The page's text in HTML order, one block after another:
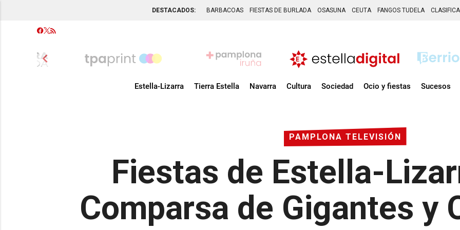
DESTACADOS: BARBACOAS FIESTAS DE BURLADA OSASUNA CEUTA FANGOS TUDELA
chevron_left
Estella-Lizarra Tierra Estella Navarra Cultura Sociedad Ocio y fiestas Sucesos
PAMPLONA TELEVISIÓN
Fiestas de Estella-
Comparsa de Gigantes y